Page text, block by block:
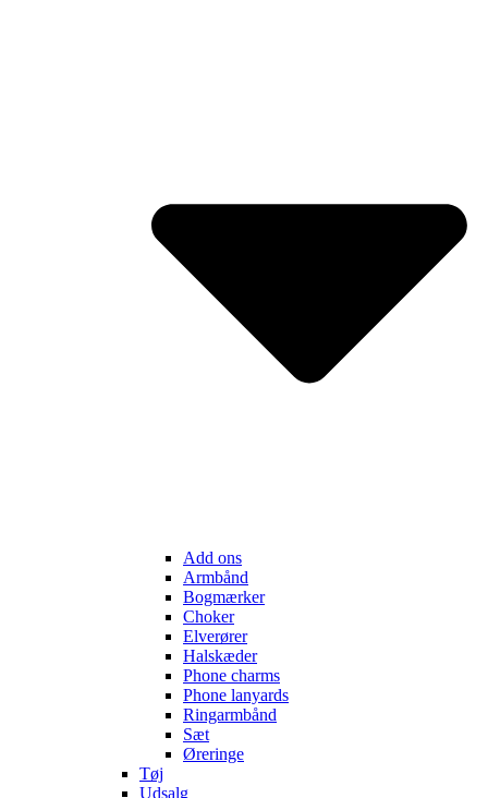
Add ons
Armbånd
Bogmærker
Choker
Elverører
Halskæder
Phone charms
Phone lanyards
Ringarmbånd
Sæt
Øreringe
Tøj
Udsalg